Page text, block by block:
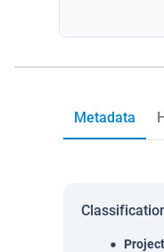
Metadata